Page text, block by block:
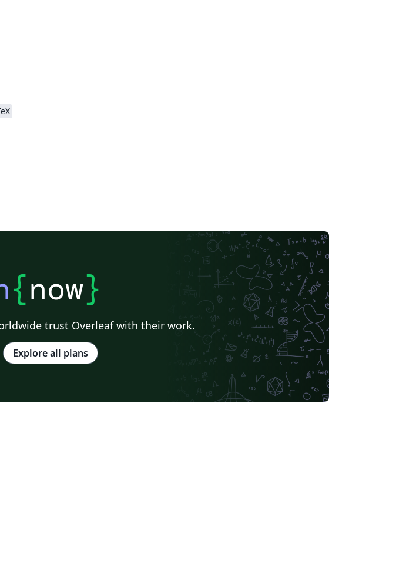
{now}
trust Overleaf with their work.
Explore all plans